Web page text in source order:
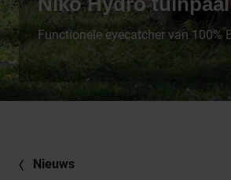
Functionele eyecatcher van 100%
Nieuws